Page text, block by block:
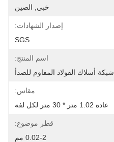
خبي, الصين
إصدار الشهادات:
SGS
اسم المنتج:
شبكة أسلاك الفولاذ المقاوم للصدأ
مقاس:
عادة 1.02 متر * 30 متر لكل لفة
قطر موضوع:
0.02-2 مم